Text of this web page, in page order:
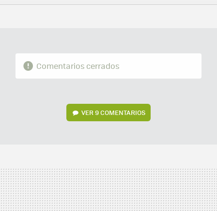
FACEBOOK
TWITTERFLIPBOARD
E-
WHATSAPP
Comentarios cerrados
VER9 COMENTARIOS